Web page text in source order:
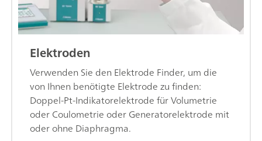
Elektroden
Verwenden Sie den Elektrode Finder, um die
von Ihnen benötigte Elektrode zu finden:
Doppel-Pt-Indikatorelektrode für Volumetrie
oder Coulometrie oder Generatorelektrode mit
oder ohne Diaphragma.